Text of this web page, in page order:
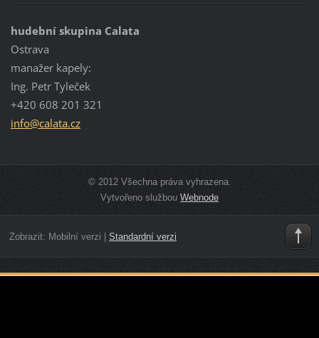
hudební skupina Calata
Ostrava
manažer kapely:
Ing. Petr Tyleček
+420 608 201 321
info@calata.cz
© 2012 Všechna práva vyhrazena.
Vytvořeno službou Webnode
Zobrazit: Mobilní verzi Standardní verzi